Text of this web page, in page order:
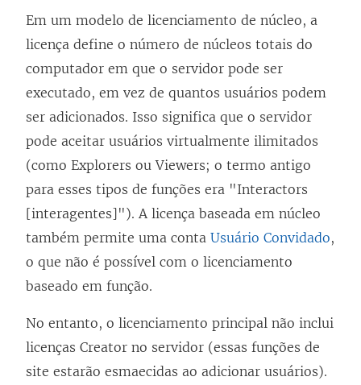
Em um modelo de licenciamento de núcleo, a
licença define o número de núcleos totais do
computador em que o servidor pode ser
executado, em vez de quantos usuários podem
ser adicionados. Isso significa que o servidor
pode aceitar usuários virtualmente ilimitados
(como Explorers ou Viewers; o termo antigo
para esses tipos de funções era "Interactors
[interagentes]"). A licença baseada em núcleo
também permite uma conta Usuário Convidado,
o que não é possível com o licenciamento
baseado em função.
No entanto, o licenciamento principal não inclui
licenças Creator no servidor (essas funções de
site estarão esmaecidas ao adicionar usuários).